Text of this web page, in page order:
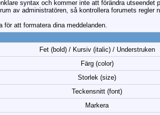
syntax och kommer inte att förändra utseendet
av administratören, så kontrollera forumets regler
för att formatera dina meddelanden.
Fet (bold) / Kursiv (italic) / Understruken
Färg (color)
Storlek (size)
Teckensnitt (font)
Markera